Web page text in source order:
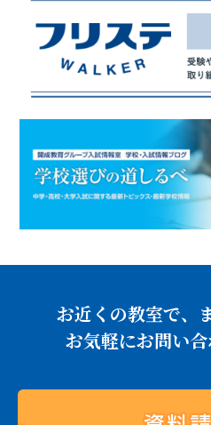
お近くの教室で、
お気軽にお問い合